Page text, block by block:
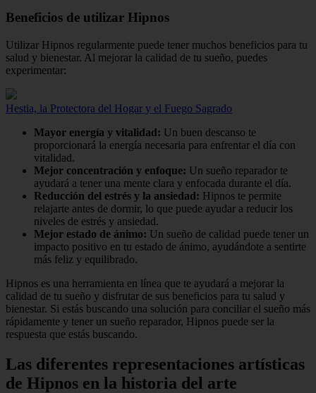
Beneficios de utilizar Hipnos
Utilizar Hipnos regularmente puede tener muchos beneficios para tu
salud y bienestar. Al mejorar la calidad de tu sueño, puedes
experimentar:
Hestia, la Protectora del Hogar y el Fuego Sagrado
Mayor energía y vitalidad: Un buen descanso te
proporcionará la energía necesaria para enfrentar el día con
vitalidad.
Mejor concentración y enfoque: Un sueño reparador te
ayudará a tener una mente clara y enfocada durante el día.
Reducción del estrés y la ansiedad: Hipnos te permite
relajarte antes de dormir, lo que puede ayudar a reducir los
niveles de estrés y ansiedad.
Mejor estado de ánimo: Un sueño de calidad puede tener un
impacto positivo en tu estado de ánimo, ayudándote a sentirte
más feliz y equilibrado.
Hipnos es una herramienta en línea que te ayudará a mejorar la
calidad de tu sueño y disfrutar de sus beneficios para tu salud y
bienestar. Si estás buscando una solución para conciliar el sueño más
rápidamente y tener un sueño reparador, Hipnos puede ser la
respuesta que estás buscando.
Las diferentes representaciones artísticas
de Hipnos en la historia del arte